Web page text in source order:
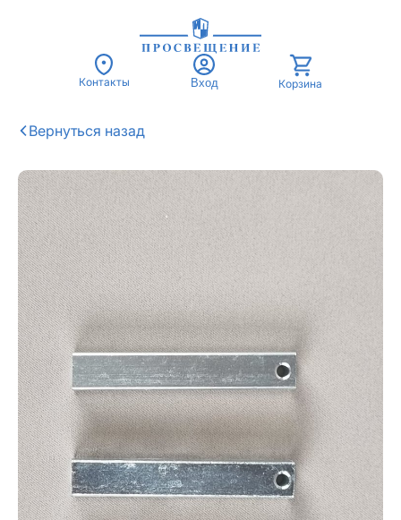
Контакты Вход Корзина